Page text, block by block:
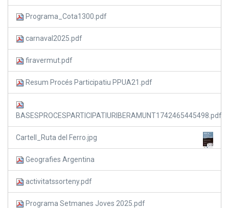
Programa_Cota1300.pdf
carnaval2025.pdf
firavermut.pdf
Resum Procés Participatiu PPUA21.pdf
BASESPROCESPARTICIPATIURIBERAMUNT1742465445498.pdf
Cartell_Ruta del Ferro.jpg
Geografies Argentina
activitatssorteny.pdf
Programa Setmanes Joves 2025.pdf